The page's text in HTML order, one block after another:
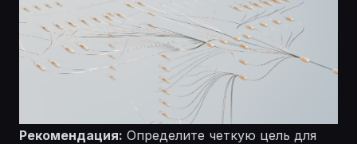
Рекомендация: Определите четкую цель для